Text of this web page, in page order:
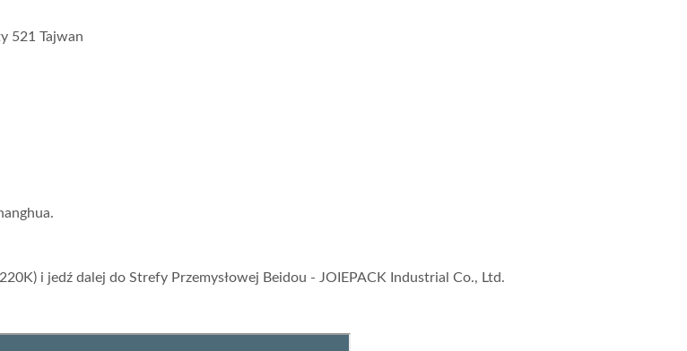
521 Tajwan
i jedź dalej do Strefy Przemysłowej Beidou - JOIEPACK Industrial Co., Ltd.